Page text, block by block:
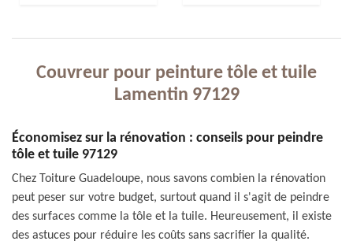
Couvreur pour peinture tôle et tuile
Lamentin 97129
Économisez sur la rénovation : conseils pour peindre
tôle et tuile 97129
Chez Toiture Guadeloupe, nous savons combien la rénovation
peut peser sur votre budget, surtout quand il s'agit de peindre
des surfaces comme la tôle et la tuile. Heureusement, il existe
des astuces pour réduire les coûts sans sacrifier la qualité.